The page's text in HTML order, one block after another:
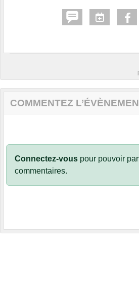
COMMENTEZ
Connectez-vous pour pouvoir
commentaires.